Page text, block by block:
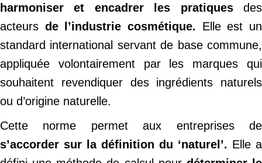
harmoniser et encadrer les pratiquesdes
acteurs de l’industrie cosmétique. Elle est un
standard international servant de base commune,
appliquée volontairement par les marques qui
souhaitent revendiquer des ingrédients naturels
ou d’origine naturelle.
Cette norme permet aux entreprises de
s’accorder sur la définition du ‘naturel’. Elle a